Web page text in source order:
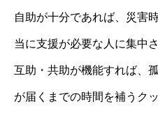
自助が十分であれば、災害
当に支援が必要な人に集中
互助・共助が機能すれば、
が届くまでの時間を補うク